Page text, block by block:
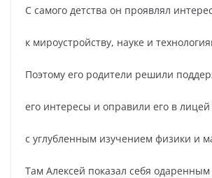
С самого детства он проявлял интерес
к мироустройству, науке и
Поэтому его родители решили
его интересы и оправили его в лицей
с углубленным изучением физики и
Там Алексей показал себя